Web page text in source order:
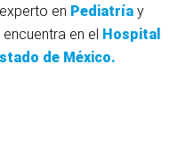
en Pediatría y
en el Hospital
de México.